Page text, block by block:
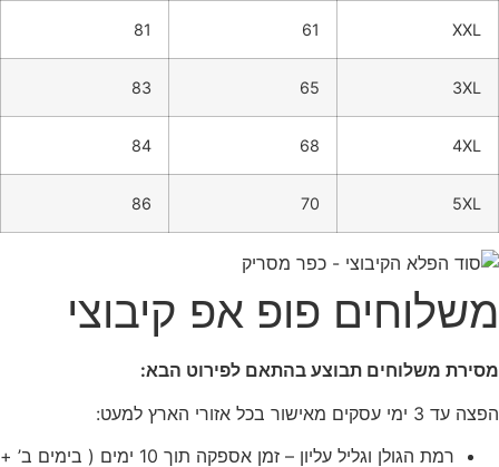
XXL
61
81
3XL
65
83
4XL
68
84
5XL
70
86
משלוחים פופ אפ קיבוצי
מסירת משלוחים תבוצע בהתאם לפירוט הבא:
הפצה עד 3 ימי עסקים מאישור בכל אזורי הארץ למעט:
רמת הגולן וגליל עליון – זמן אספקה תוך 10 ימים ( בימים ב’ +